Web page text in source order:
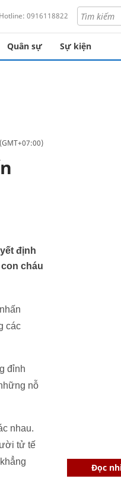
Hotline: 0916118822
Quân sự Sự kiện
định
cháu
các
đỉnh
nỗ
nhau.
tử tế
Đọc